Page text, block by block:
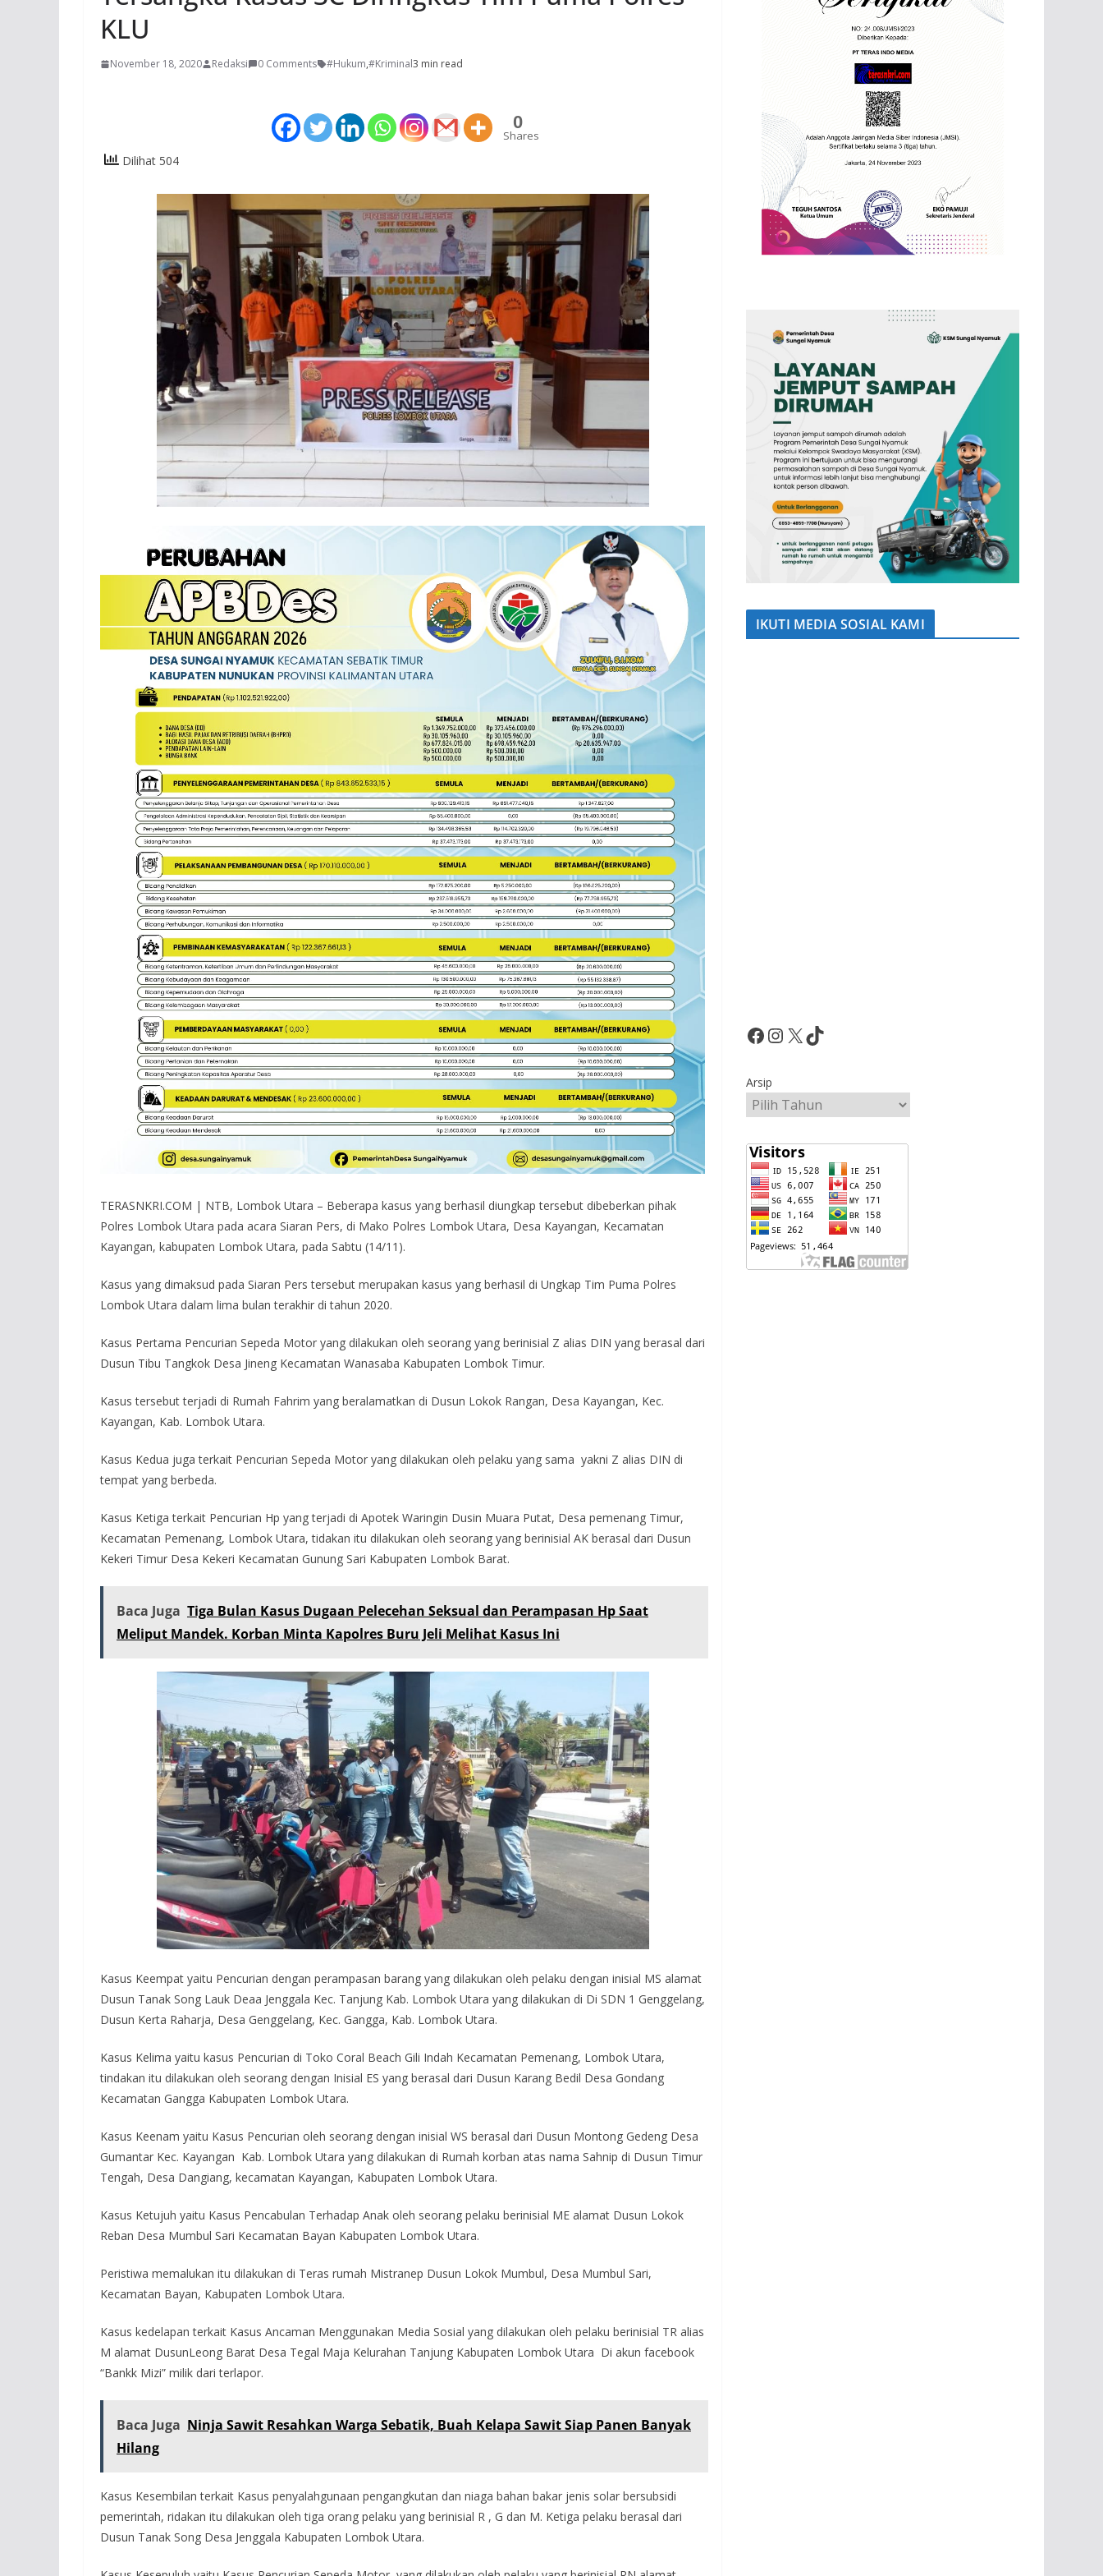
KLU
November 18, 2020 Redaksi 0 Comments #Hukum,#Kriminal3 min read
0
Shares
Dilihat 504
TERASNKRI.COM | NTB, Lombok Utara – Beberapa kasus yang berhasil diungkap tersebut dibeberkan pihak
Polres Lombok Utara pada acara Siaran Pers, di Mako Polres Lombok Utara, Desa Kayangan, Kecamatan
Kayangan, kabupaten Lombok Utara, pada Sabtu (14/11).
Kasus yang dimaksud pada Siaran Pers tersebut merupakan kasus yang berhasil di Ungkap Tim Puma Polres
Lombok Utara dalam lima bulan terakhir di tahun 2020.
Kasus Pertama Pencurian Sepeda Motor yang dilakukan oleh seorang yang berinisial Z alias DIN yang berasal dari
Dusun Tibu Tangkok Desa Jineng Kecamatan Wanasaba Kabupaten Lombok Timur.
Kasus tersebut terjadi di Rumah Fahrim yang beralamatkan di Dusun Lokok Rangan, Desa Kayangan, Kec.
Kayangan, Kab. Lombok Utara.
Kasus Kedua juga terkait Pencurian Sepeda Motor yang dilakukan oleh pelaku yang sama yakni Z alias DIN di
tempat yang berbeda.
Kasus Ketiga terkait Pencurian Hp yang terjadi di Apotek Waringin Dusin Muara Putat, Desa pemenang Timur,
Kecamatan Pemenang, Lombok Utara, tidakan itu dilakukan oleh seorang yang berinisial AK berasal dari Dusun
Kekeri Timur Desa Kekeri Kecamatan Gunung Sari Kabupaten Lombok Barat.
Baca Juga Tiga Bulan Kasus Dugaan Pelecehan Seksual dan Perampasan Hp Saat
Meliput Mandek. Korban Minta Kapolres Buru Jeli Melihat Kasus Ini
Kasus Keempat yaitu Pencurian dengan perampasan barang yang dilakukan oleh pelaku dengan inisial MS alamat
Dusun Tanak Song Lauk Deaa Jenggala Kec. Tanjung Kab. Lombok Utara yang dilakukan di Di SDN 1 Genggelang,
Dusun Kerta Raharja, Desa Genggelang, Kec. Gangga, Kab. Lombok Utara.
Kasus Kelima yaitu kasus Pencurian di Toko Coral Beach Gili Indah Kecamatan Pemenang, Lombok Utara,
tindakan itu dilakukan oleh seorang dengan Inisial ES yang berasal dari Dusun Karang Bedil Desa Gondang
Kecamatan Gangga Kabupaten Lombok Utara.
Kasus Keenam yaitu Kasus Pencurian oleh seorang dengan inisial WS berasal dari Dusun Montong Gedeng Desa
Gumantar Kec. Kayangan Kab. Lombok Utara yang dilakukan di Rumah korban atas nama Sahnip di Dusun Timur
Tengah, Desa Dangiang, kecamatan Kayangan, Kabupaten Lombok Utara.
Kasus Ketujuh yaitu Kasus Pencabulan Terhadap Anak oleh seorang pelaku berinisial ME alamat Dusun Lokok
Reban Desa Mumbul Sari Kecamatan Bayan Kabupaten Lombok Utara.
Peristiwa memalukan itu dilakukan di Teras rumah Mistranep Dusun Lokok Mumbul, Desa Mumbul Sari,
Kecamatan Bayan, Kabupaten Lombok Utara.
Kasus kedelapan terkait Kasus Ancaman Menggunakan Media Sosial yang dilakukan oleh pelaku berinisial TR alias
M alamat DusunLeong Barat Desa Tegal Maja Kelurahan Tanjung Kabupaten Lombok Utara Di akun facebook
“Bankk Mizi” milik dari terlapor.
Baca Juga Ninja Sawit Resahkan Warga Sebatik, Buah Kelapa Sawit Siap Panen Banyak
Hilang
Kasus Kesembilan terkait Kasus penyalahgunaan pengangkutan dan niaga bahan bakar jenis solar bersubsidi
pemerintah, ridakan itu dilakukan oleh tiga orang pelaku yang berinisial R , G dan M. Ketiga pelaku berasal dari
Dusun Tanak Song Desa Jenggala Kabupaten Lombok Utara.
IKUTI MEDIA SOSIAL KAMI
Facebook InstagramX TikTok
Arsip